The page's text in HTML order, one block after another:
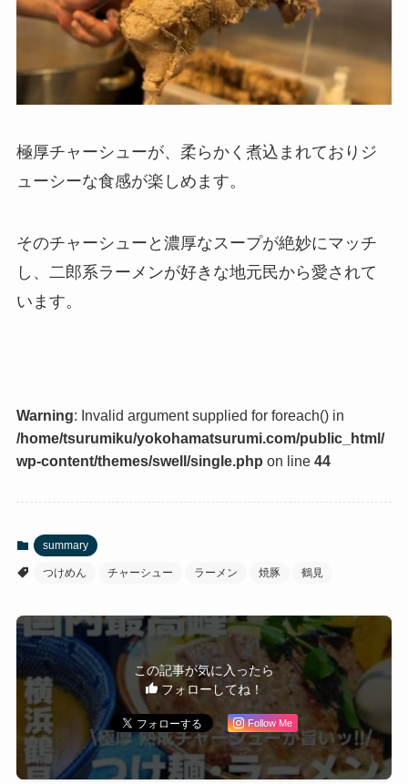
極厚チャーシューが、柔らかく煮込まれておりジ
ューシーな食感が楽しめます。
そのチャーシューと濃厚なスープが絶妙にマッチ
し、二郎系ラーメンが好きな地元民から愛されて
います。
Warning: Invalid argument supplied for foreach() in
/home/tsurumiku/yokohamatsurumi.com/public_html/
wp-content/themes/swell/single.php on line 44
summary
つけめん チャーシュー ラーメン 焼豚 鶴見
この記事が気に入ったら
フォローしてね！
Follow Me